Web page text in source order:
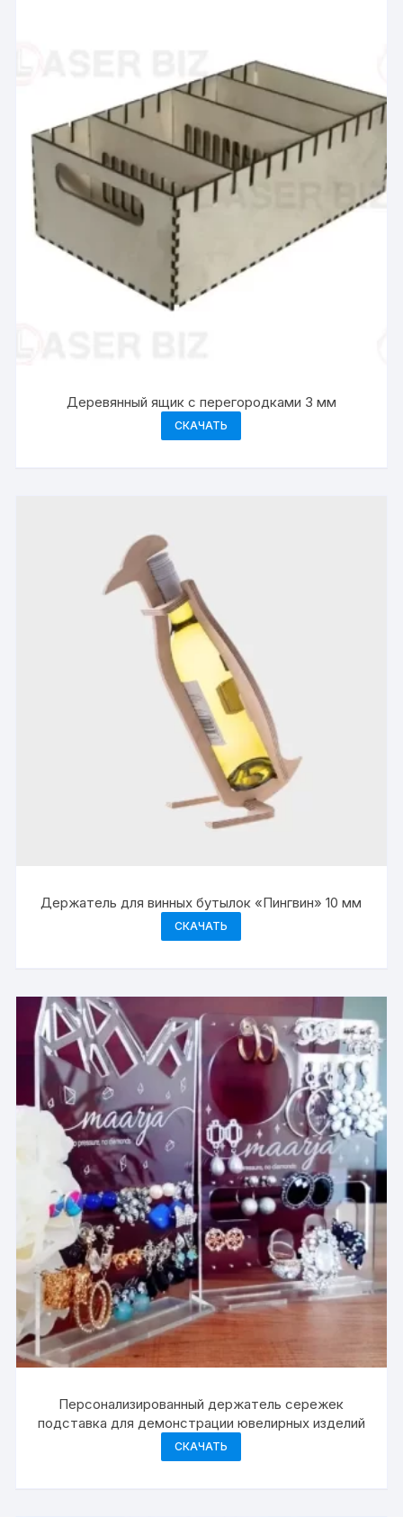
Деревянный ящик с перегородками 3 мм
СКАЧАТЬ
Держатель для винных бутылок «Пингвин» 10 мм
СКАЧАТЬ
Персонализированный держатель сережек
подставка для демонстрации ювелирных изделий
СКАЧАТЬ